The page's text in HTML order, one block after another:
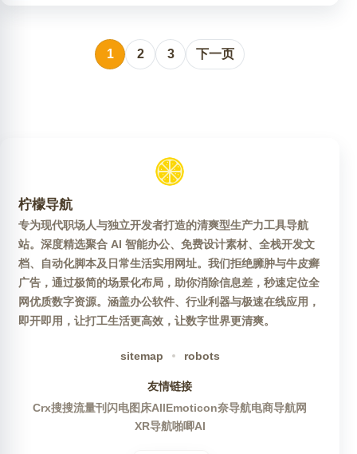
1 2 3 下一页
柠檬导航
专为现代职场人与独立开发者打造的清爽型生产力工具导航
站。深度精选聚合 AI 智能办公、免费设计素材、全栈开发文
档、自动化脚本及日常生活实用网址。我们拒绝臃肿与牛皮癣
广告，通过极简的场景化布局，助你消除信息差，秒速定位全
网优质数字资源。涵盖办公软件、行业利器与极速在线应用，
即开即用，让打工生活更高效，让数字世界更清爽。
sitemap robots
友情链接
Crx搜搜流量刊 闪电图床AllEmoticon奈导航电商导航网
XR导航啪唧AI